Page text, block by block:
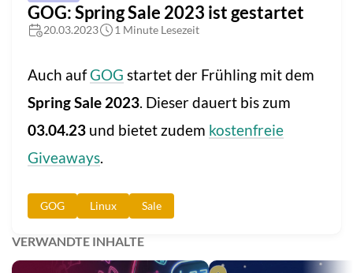
GOG: Spring Sale 2023 ist gestartet
20.03.2023 1 Minute Lesezeit
Auch aufGOG startet der Frühling mit dem
Spring Sale 2023 . Dieser dauert bis zum
03.04.23 und bietet zudem kostenfreie
Giveaways
GOG Linux Sale
VERWANDTE INHALTE